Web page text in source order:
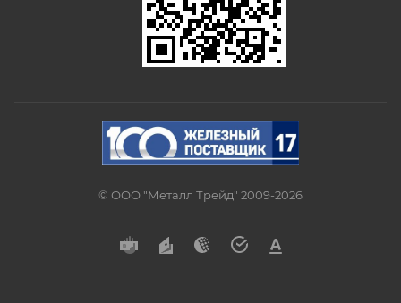
© ООО "Металл Трейд" 2009-2026